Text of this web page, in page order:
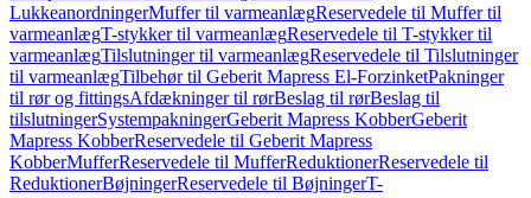
LukkeanordningerMuffer til varmeanlægReservedele til Muffer til
varmeanlægT-stykker til varmeanlægReservedele til T-stykker til
varmeanlægTilslutninger til varmeanlægReservedele til Tilslutninger
til varmeanlægTilbehør til Geberit Mapress El-ForzinketPakninger
til rør og fittingsAfdækninger til rørBeslag til rørBeslag til
tilslutningerSystempakningerGeberit Mapress KobberGeberit
Mapress KobberReservedele til Geberit Mapress
KobberMufferReservedele til MufferReduktionerReservedele til
ReduktionerBøjningerReservedele til BøjningerT-